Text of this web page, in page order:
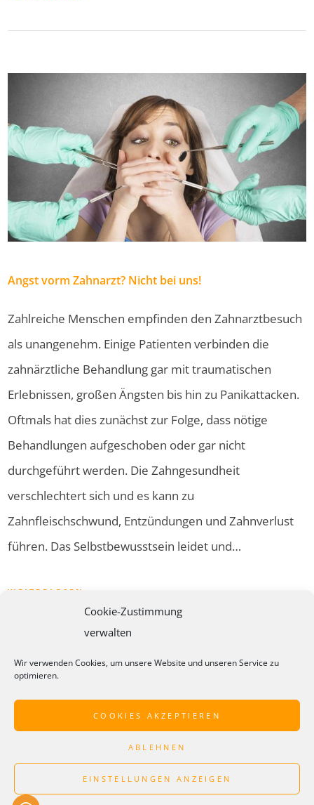
Cookie-Zustimmung
verwalten
Wir verwenden Cookies, um unsere Website und unseren Service zu
optimieren.
COOKIES AKZEPTIEREN
ABLEHNEN
EINSTELLUNGEN ANZEIGEN
Angst vorm Zahnarzt? Nicht bei uns!
Zahlreiche Menschen empfinden den Zahnarztbesuch
als unangenehm. Einige Patienten verbinden die
zahnärztliche Behandlung gar mit traumatischen
Erlebnissen, großen Ängsten bis hin zu Panikattacken.
Oftmals hat dies zunächst zur Folge, dass nötige
Behandlungen aufgeschoben oder gar nicht
durchgeführt werden. Die Zahngesundheit
verschlechtert sich und es kann zu
Zahnfleischschwund, Entzündungen und Zahnverlust
führen. Das Selbstbewusstsein leidet und…
WEITERLESEN